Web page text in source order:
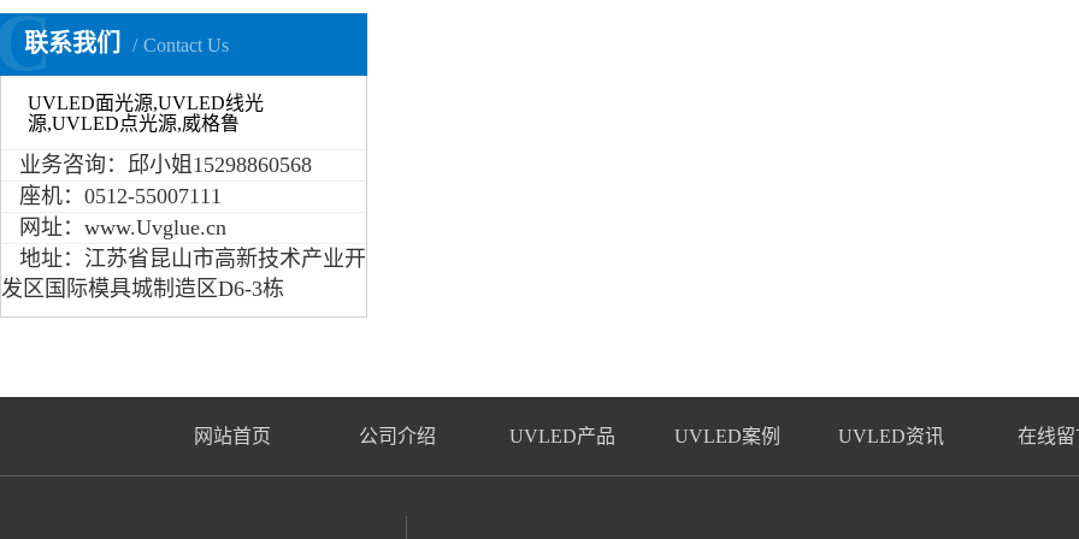
联系我们 Contact Us
UVLED面光源,UVLED线光
源,UVLED点光源,威格鲁
业务咨询：邱小姐15298860568
座机：0512-55007111
网址：www.Uvglue.cn
地址：江苏省昆山市高新技术产业开
发区国际模具城制造区D6-3栋
网站首页 公司介绍 UVLED产品 UVLED案例 UVLED资讯 在线留